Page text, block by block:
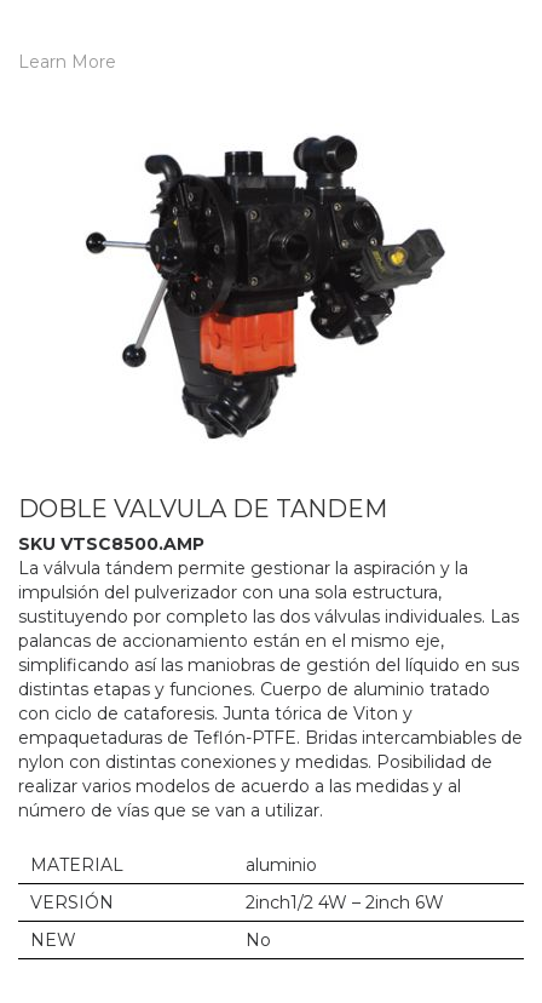
Learn More
DOBLE VALVULA DE TANDEM
SKU VTSC8500.AMP
La válvula tándem permite gestionar la aspiración y la
impulsión del pulverizador con una sola estructura,
sustituyendo por completo las dos válvulas individuales. Las
palancas de accionamiento están en el mismo eje,
simplificando así las maniobras de gestión del líquido en sus
distintas etapas y funciones. Cuerpo de aluminio tratado
con ciclo de cataforesis. Junta tórica de Viton y
empaquetaduras de Teflón-PTFE. Bridas intercambiables de
nylon con distintas conexiones y medidas. Posibilidad de
realizar varios modelos de acuerdo a las medidas y al
número de vías que se van a utilizar.
MATERIAL
aluminio
VERSIÓN
2inch1/2 4W – 2inch 6W
NEW
No